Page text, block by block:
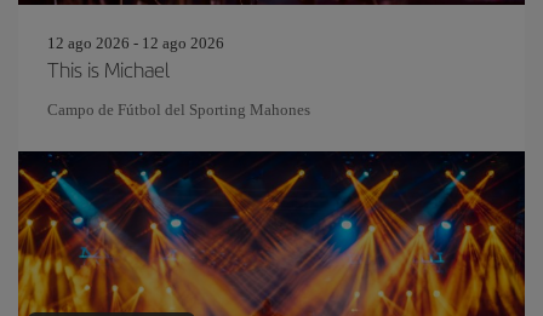
12 ago 2026 - 12 ago 2026
This is Michael
Campo de Fútbol del Sporting Mahones